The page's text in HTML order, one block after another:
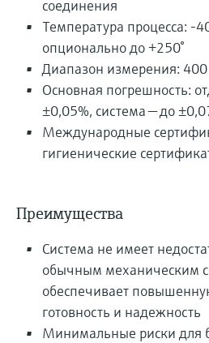
соединения
Температура процесса: -
опционально до +250°
Диапазон измерения:
Основная погрешность:
±0,05%, система — до
Международные
гигиенические
Преимущества
Система не имеет
обычным механическим
обеспечивает
готовность и надежность
Минимальные риски для